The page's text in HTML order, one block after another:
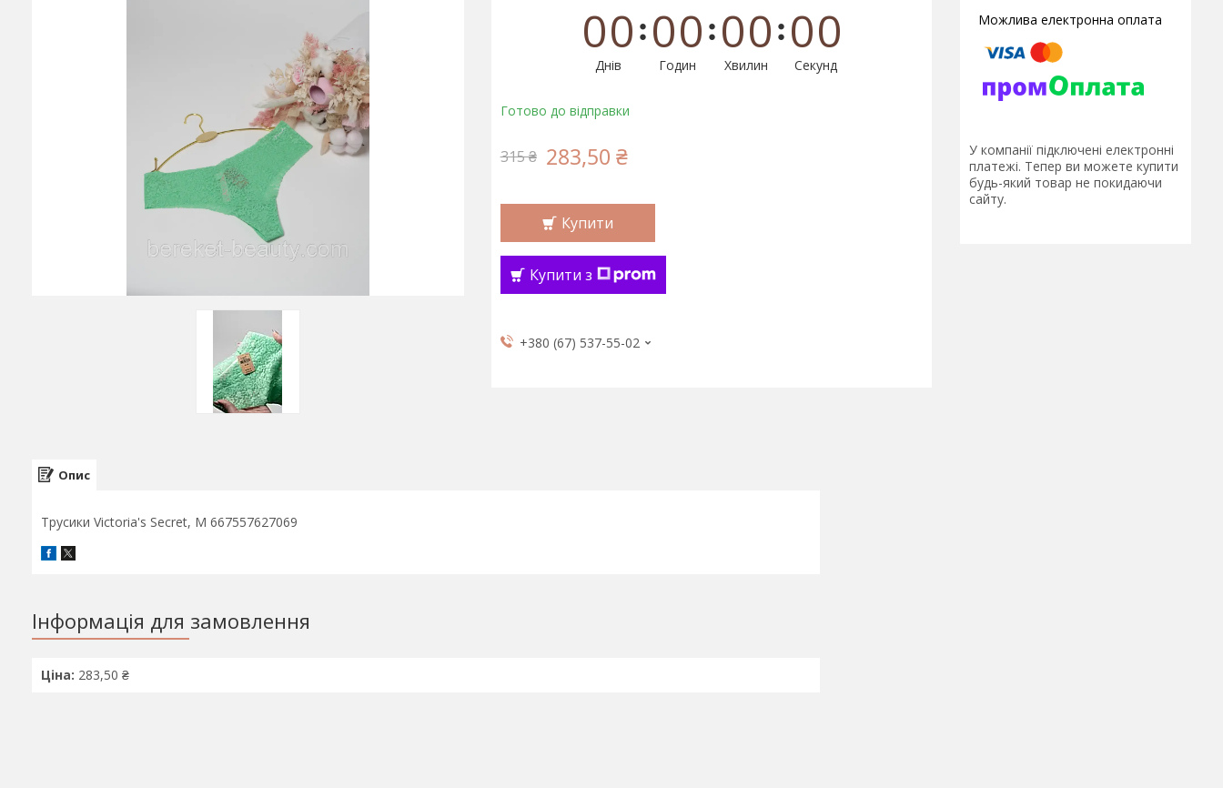
00
Днів
00
Годин
00
Хвилин
00
Секунд
Готово до відправки
315 ₴ 283,50 ₴
Купити
Купити з
+380 (67) 537-55-02
У компанії підключені електронні
платежі. Тепер ви можете купити
будь-який товар не покидаючи
сайту.
Опис
Трусики Victoria's Secret, M 667557627069
Інформація для замовлення
Ціна: 283,50 ₴